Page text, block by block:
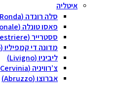
איטליה
סלה רונדה (Sella Ronda)
פאסו טונלה (Passo Tonale)
ססטרייר (Sestriere)
מדונה די קמפיליו (Madonna di Campiglio)
ליביניו (Livigno)
צ’רוויניה (Cervinia)
אברוצו (Abruzzo)